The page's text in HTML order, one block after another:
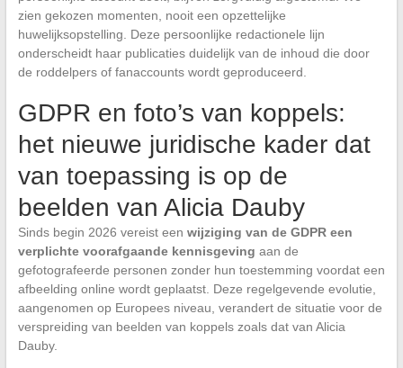
zien gekozen momenten, nooit een opzettelijke
huwelijksopstelling. Deze persoonlijke redactionele lijn
onderscheidt haar publicaties duidelijk van de inhoud die door
de roddelpers of fanaccounts wordt geproduceerd.
GDPR en foto’s van koppels:
het nieuwe juridische kader dat
van toepassing is op de
beelden van Alicia Dauby
Sinds begin 2026 vereist een wijziging van de GDPR een
verplichte voorafgaande kennisgeving aan de
gefotografeerde personen zonder hun toestemming voordat een
afbeelding online wordt geplaatst. Deze regelgevende evolutie,
aangenomen op Europees niveau, verandert de situatie voor de
verspreiding van beelden van koppels zoals dat van Alicia
Dauby.